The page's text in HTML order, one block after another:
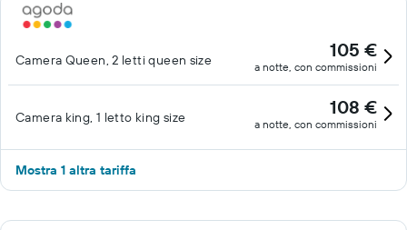
Camera Queen, 2 letti queen size 105 €
a notte, con commissioni
Camera king, 1 letto king size 108 €
a notte, con commissioni
Mostra 1 altra tariffa